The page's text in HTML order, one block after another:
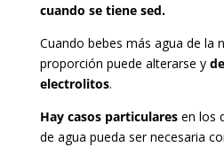
cuando se tiene sed.
Cuando bebes más agua de la
proporción puede alterarse y
electrolitos.
Hay casos particularesen los
de agua pueda ser necesaria